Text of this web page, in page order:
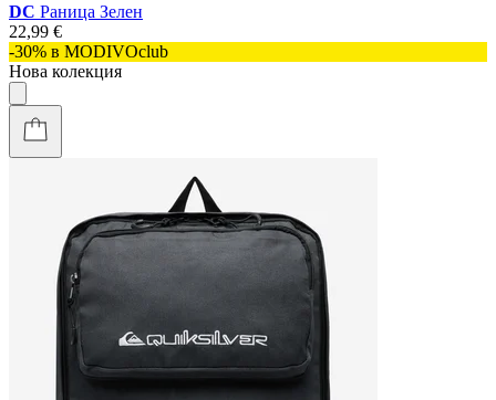
DC Раница Зелен
22,99 €
-30% в MODIVOclub
Нова колекция